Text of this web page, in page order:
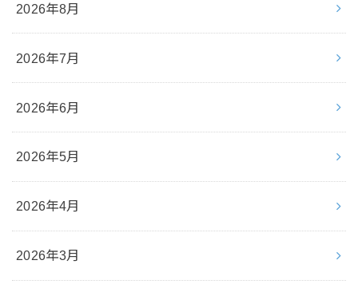
2026年8月
2026年7月
2026年6月
2026年5月
2026年4月
2026年3月